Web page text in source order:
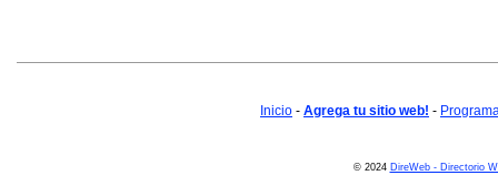
Inicio - Agrega tu sitio web! -
© 2024 DireWeb - Directorio